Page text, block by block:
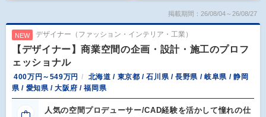
掲載期間：26/08/04～26/08/27
NEW デザイナー（ファッション・インテリア・工業）
【デザイナー】商業空間の企画・設計・施工のプロフ
ェッショナル
400万円～549万円
北海道 / 東京都 / 石川県 / 長野県 / 岐阜県 / 静岡
県 / 愛知県 / 大阪府 / 福岡県
人気の空間プロデューサー/CAD経験を活かして憧れの仕